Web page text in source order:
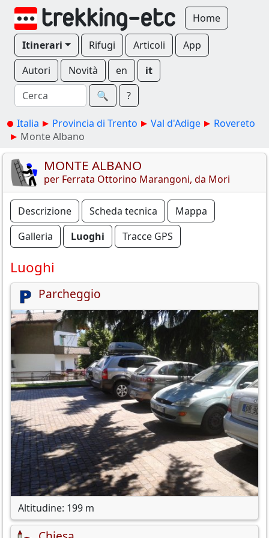
Home
Itinerari Rifugi Articoli
App
Autori
Novità en
it
🔍︎
?
Italia Provincia di Trento Val d'Adige
Rovereto
Monte Albano
MONTE ALBANO
per Ferrata Ottorino Marangoni, da Mori
Descrizione Scheda tecnica
Mappa
Galleria
Luoghi Tracce GPS
Luoghi
Parcheggio
Altitudine: 199 m